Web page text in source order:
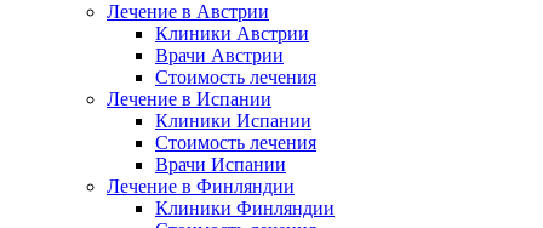
Лечение в Австрии
Клиники Австрии
Врачи Австрии
Стоимость лечения
Лечение в Испании
Клиники Испании
Стоимость лечения
Врачи Испании
Лечение в Финляндии
Клиники Финляндии